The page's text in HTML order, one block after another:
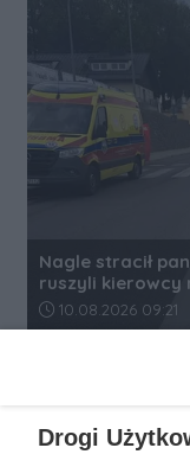
Nagle stracił
ruszyli kierowcy
Data dodania
10.08.2026 09:21
Drogi